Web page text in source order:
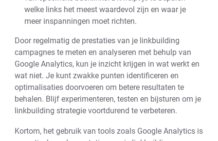
welke links het meest waardevol zijn en waar je
meer inspanningen moet richten.
Door regelmatig de prestaties van je linkbuilding
campagnes te meten en analyseren met behulp van
Google Analytics, kun je inzicht krijgen in wat werkt en
wat niet. Je kunt zwakke punten identificeren en
optimalisaties doorvoeren om betere resultaten te
behalen. Blijf experimenteren, testen en bijsturen om je
linkbuilding strategie voortdurend te verbeteren.
Kortom, het gebruik van tools zoals Google Analytics is